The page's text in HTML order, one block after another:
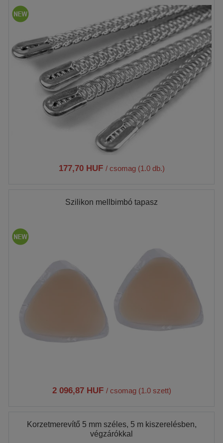
177,70 HUF / csomag (1.0 db.)
Szilikon mellbimbó tapasz
2 096,87 HUF / csomag (1.0 szett)
Korzetmerevítő 5 mm széles, 5 m kiszerelésben,
végzárókkal